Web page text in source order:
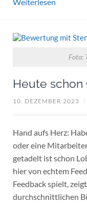
Weiterlesen
Foto:
Heute schon
10. DEZEMBER 2023 /
Hand aufs Herz:
oder eine
getadelt ist schon
hier von echtem
Feedback spielt,
durchschnittlichen